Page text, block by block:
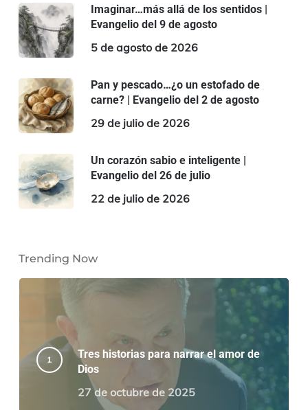
Imaginar…más allá de los sentidos |
Evangelio del 9 de agosto
5 de agosto de 2026
Pan y pescado…¿o un estofado de
carne? | Evangelio del 2 de agosto
29 de julio de 2026
Un corazón sabio e inteligente |
Evangelio del 26 de julio
22 de julio de 2026
Trending Now
Tres historias para narrar el amor de
Dios
27 de octubre de 2025